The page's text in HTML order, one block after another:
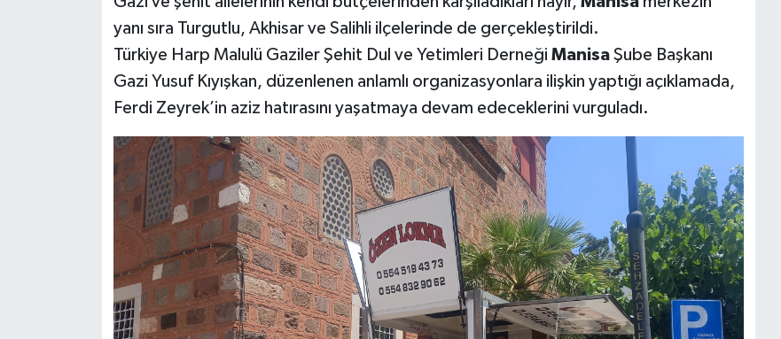
yanı sıra Turgutlu, Akhisar ve Salihli ilçelerinde de gerçekleştirildi.
Türkiye Harp Malulü Gaziler Şehit Dul ve Yetimleri Derneği ManisaŞube Başkanı
Gazi Yusuf Kıyışkan, düzenlenen anlamlı organizasyonlara ilişkin yaptığı açıklamada,
Ferdi Zeyrek’in aziz hatırasını yaşatmaya devam edeceklerini vurguladı.